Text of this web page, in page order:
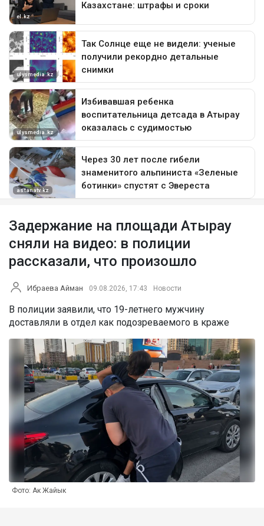
Задержание на площади Атырау
сняли на видео: в полиции
рассказали, что произошло
Ибраева Айман 09.08.2026, 17:43 Новости
В полиции заявили, что 19-летнего мужчину
доставляли в отдел как подозреваемого в краже
Фото: Ак Жайык